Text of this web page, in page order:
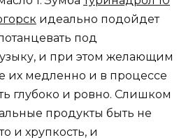
идеально подойдет
под
и при этом желающим
их медленно и в процессе
глубоко и ровно. Слишком
продукты быть не
и хрупкость, и